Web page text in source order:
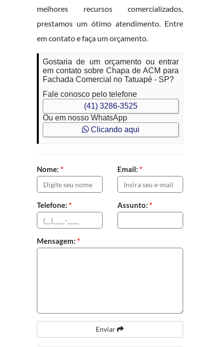
melhores recursos comercializados,
prestamos um ótimo atendimento. Entre
em contato e faça um orçamento.
Gostaria de um orçamento ou entrar
em contato sobre Chapa de ACM para
Fachada Comercial no Tatuapé - SP?
Fale conosco pelo telefone
(41) 3286-3525
Ou em nosso WhatsApp
Clicando aqui
Nome: * Email: *
Telefone: * Assunto: *
Mensagem: *
Enviar